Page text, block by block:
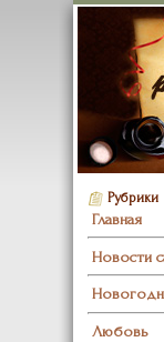
Рубрики
Главная
Новости
Любовь